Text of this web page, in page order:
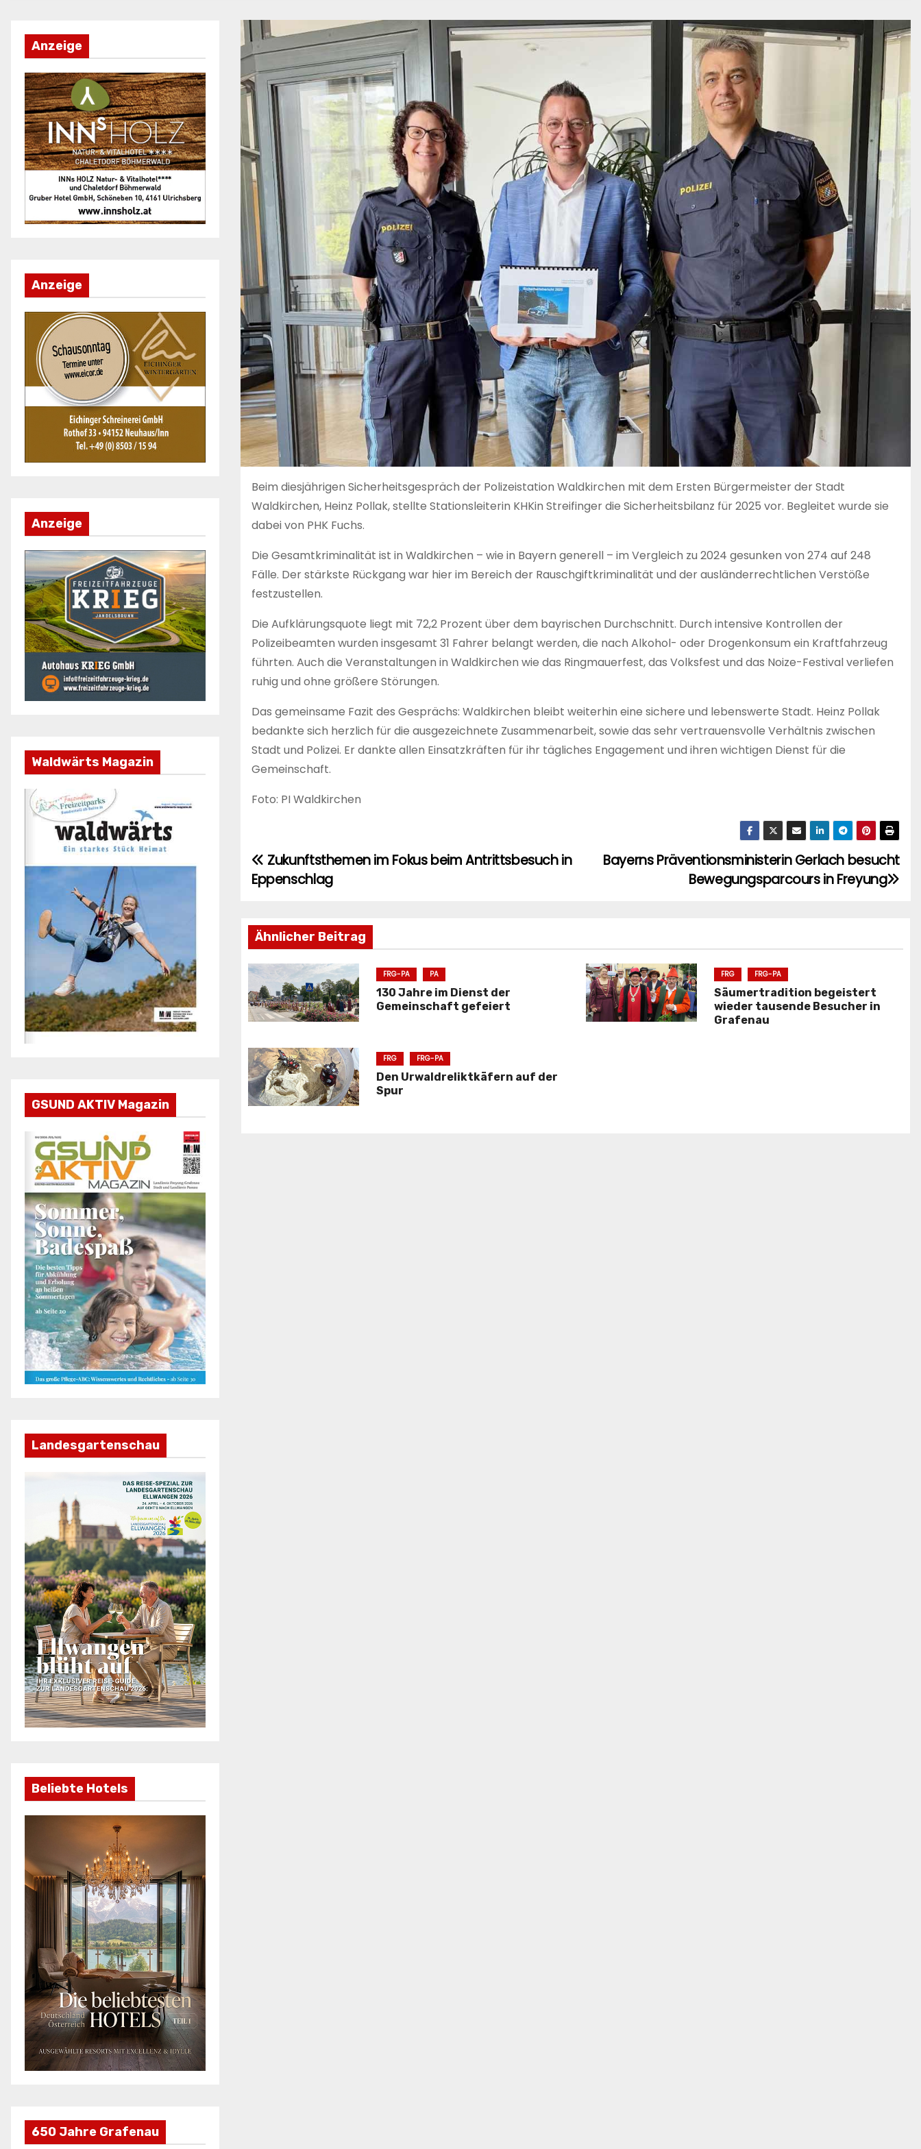
Anzeige
Anzeige
Anzeige
Waldwärts Magazin
GSUND AKTIV Magazin
Landesgartenschau
Beliebte Hotels
650 Jahre Grafenau
Beim diesjährigen Sicherheitsgespräch der Polizeistation Waldkirchen mit dem Ersten Bürgermeister der Stadt
Waldkirchen, Heinz Pollak, stellte Stationsleiterin KHKin Streifinger die Sicherheitsbilanz für 2025 vor. Begleitet wurde sie
dabei von PHK Fuchs.
Die Gesamtkriminalität ist in Waldkirchen – wie in Bayern generell – im Vergleich zu 2024 gesunken von 274 auf 248
Fälle. Der stärkste Rückgang war hier im Bereich der Rauschgiftkriminalität und der ausländerrechtlichen Verstöße
festzustellen.
Die Aufklärungsquote liegt mit 72,2 Prozent über dem bayrischen Durchschnitt. Durch intensive Kontrollen der
Polizeibeamten wurden insgesamt 31 Fahrer belangt werden, die nach Alkohol- oder Drogenkonsum ein Kraftfahrzeug
führten. Auch die Veranstaltungen in Waldkirchen wie das Ringmauerfest, das Volksfest und das Noize-Festival verliefen
ruhig und ohne größere Störungen.
Das gemeinsame Fazit des Gesprächs: Waldkirchen bleibt weiterhin eine sichere und lebenswerte Stadt. Heinz Pollak
bedankte sich herzlich für die ausgezeichnete Zusammenarbeit, sowie das sehr vertrauensvolle Verhältnis zwischen
Stadt und Polizei. Er dankte allen Einsatzkräften für ihr tägliches Engagement und ihren wichtigen Dienst für die
Gemeinschaft.
Foto: PI Waldkirchen
Beitragsnavigation
Bayerns Präventionsministerin Gerlach besucht
Bewegungsparcours in Freyung
Zukunftsthemen im Fokus beim Antrittsbesuch in
Eppenschlag
Ähnlicher Beitrag
FRG-PA PA
130 Jahre im Dienst der
Gemeinschaft gefeiert
FRG FRG-PA
Säumertradition begeistert
wieder tausende Besucher in
Grafenau
FRG FRG-PA
Den Urwaldreliktkäfern auf der
Spur